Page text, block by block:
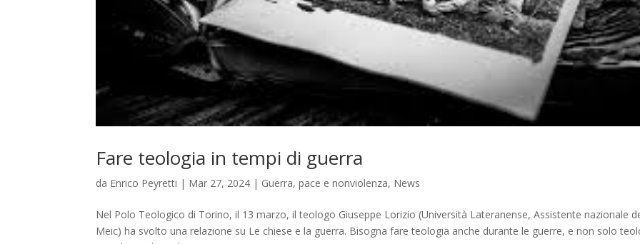
Fare teologia in tempi di guerra
da Enrico Peyretti | Mar 27, 2024 | Guerra, pace e nonviolenza, News
Nel Polo Teologico di Torino, il 13 marzo, il teologo Giuseppe Lorizio (Università Lateranense, Assistente nazionale
Meic) ha svolto una relazione su Le chiese e la guerra. Bisogna fare teologia anche durante le guerre, e non solo